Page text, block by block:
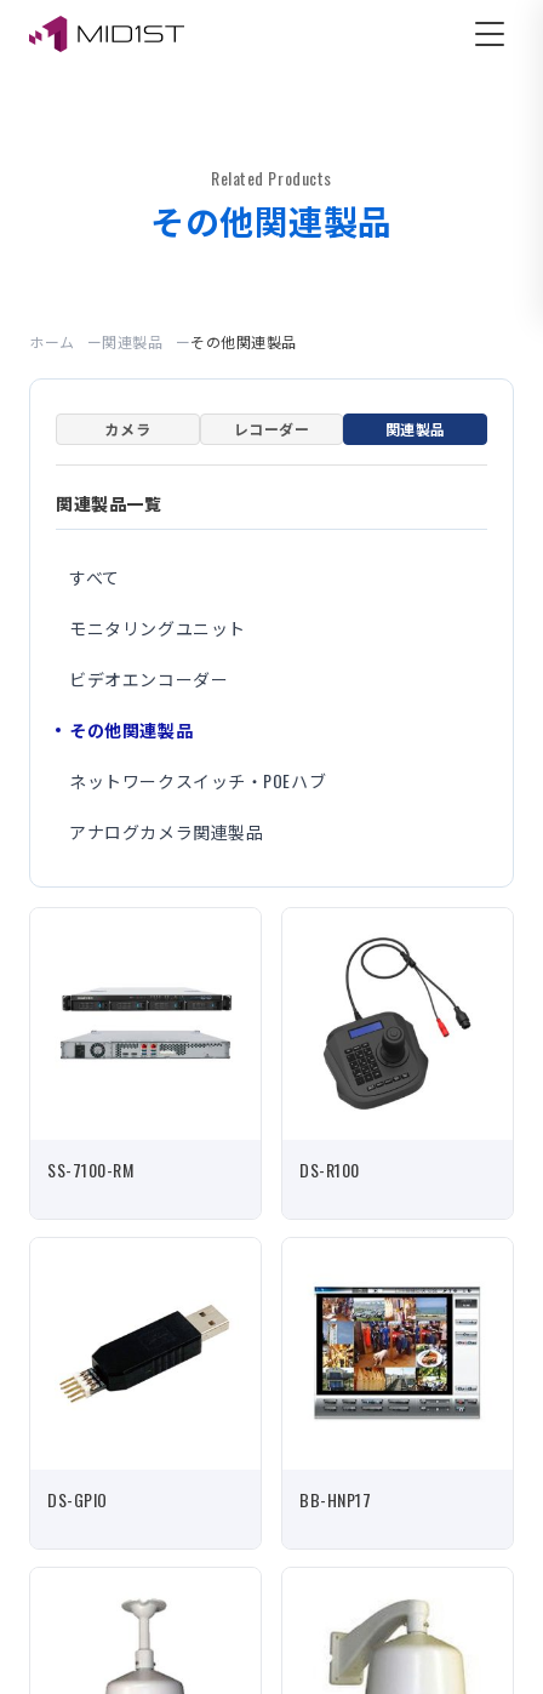
Related Products
その他関連製品
ホーム 関連製品 その他関連製品
カメラ レコーダー 関連製品
関連製品一覧
すべて
モニタリングユニット
ビデオエンコーダー
その他関連製品
ネットワークスイッチ・POEハブ
アナログカメラ関連製品
SS-7100-RM DS-R100
DS-GPIO BB-HNP17